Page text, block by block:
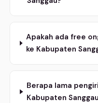
Apakah ada free
ke Kabupaten
Berapa lama
Kabupaten